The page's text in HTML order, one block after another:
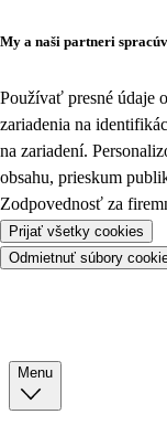
My a naši partneri
Používať presné údaje
zariadenia na
na zariadení.
obsahu, prieskum
Zodpovednosť za
Prijať všetky cookies
Odmietnuť súbory
Menu